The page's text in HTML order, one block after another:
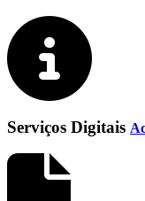
Serviços Digitais